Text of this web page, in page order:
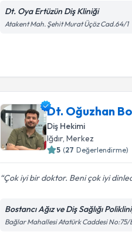
Dt. Oya Ertüzün Diş Kliniği
Atakent Mah. Şehit Murat Üçöz Cad.64/1
Dt. Oğuzhan
Diş Hekimi
Iğdır, Merkez
5 (27 Değerlendirme)
Çok iyi bir doktor. Beni çok iyi
Bostancı Ağız ve Diş Sağlığı
Bağlar Mahallesi Atatürk Caddesi No:75/